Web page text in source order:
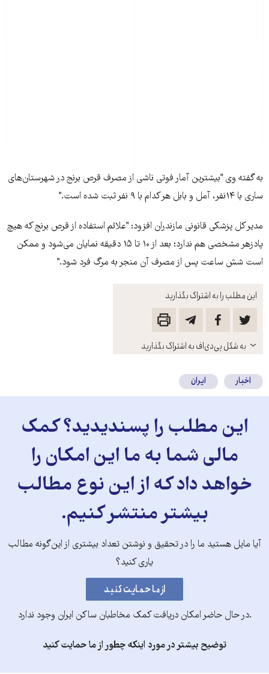
این مطلب را به اشتراک بگذارید
باز
کنید
به شکل پی‌دی‌اف به اشتراک بگذارید
به گفته وی "بيشترين آمار فوتی ناشی از مصرف قرص برنج در شهرستان‌های
ساری با ۱۴نفر، آمل و بابل هر کدام با ۹ نفر ثبت شده است‌."
مدير کل پزشکی قانونی مازندران افزود: "علائم استفاده از قرص برنج که هيچ
پادزهر مشخصی هم ندارد؛ بعد از ۱۰ تا ۱۵ دقيقه نمايان می‌شود و ممکن
است شش ساعت پس از مصرف آن منجر به مرگ فرد شود."
اخبار ایران
این مطلب را پسندیدید؟ کمک
مالی شما به ما این امکان را
خواهد داد که از این نوع مطالب
بیشتر منتشر کنیم.
آیا مایل هستید ما را در تحقیق و نوشتن تعداد بیشتری از این‌گونه مطالب
یاری کنید؟
.در حال حاضر امکان دریافت کمک مخاطبان ساکن ایران وجود ندارد
توضیح بیشتر در مورد اینکه چطور از ما حمایت کنید